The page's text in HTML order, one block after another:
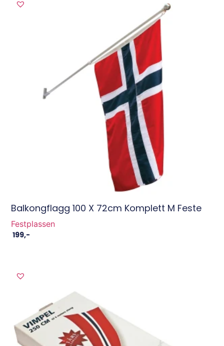
Balkongflagg 100 X 72cm Komplett M Feste
Festplassen
199,-